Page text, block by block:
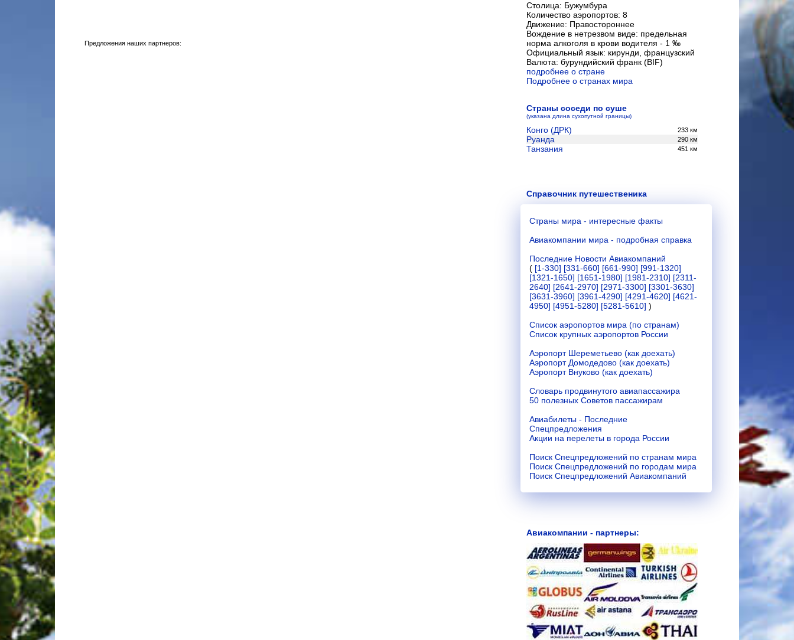
Предложения наших партнеров:
Столица: Бужумбура
Количество аэропортов: 8
Движение: Правостороннее
Вождение в нетрезвом виде: предельная
норма алкоголя в крови водителя - 1 ‰
Официальный язык: кирунди, французский
Валюта: бурундийский франк (BIF)
подробнее о стране
Подробнее о странах мира
Страны соседи по суше
(указана длина сухопутной границы)
Конго (ДРК) 233 км
Руанда 290 км
Танзания 451 км
Справочник путешественика
Страны мира - интересные факты
Авиакомпании мира - подробная справка
Последние Новости Авиакомпаний
( [1-330] [331-660] [661-990] [991-1320]
[1321-1650] [1651-1980] [1981-2310] [2311-
2640] [2641-2970] [2971-3300] [3301-3630]
[3631-3960] [3961-4290] [4291-4620] [4621-
4950] [4951-5280] [5281-5610] )
Список аэропортов мира (по странам)
Список крупных аэропортов России
Аэропорт Шереметьево (как доехать)
Аэропорт Домодедово (как доехать)
Аэропорт Внуково (как доехать)
Словарь продвинутого авиапассажира
50 полезных Советов пассажирам
Авиабилеты - Последние
Спецпредложения
Акции на перелеты в города России
Поиск Спецпредложений по странам мира
Поиск Спецпредложений по городам мира
Поиск Спецпредложений Авиакомпаний
Авиакомпании - партнеры: